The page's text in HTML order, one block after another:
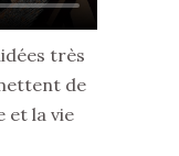
très
de
et la vie